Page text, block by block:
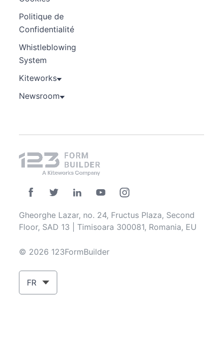
Politique de
Confidentialité
Whistleblowing
System
Kiteworks
Newsroom
Gheorghe Lazar, no. 24, Fructus Plaza, Second
Floor, SAD 13 | Timisoara 300081, Romania, EU
© 2026 123FormBuilder
FR